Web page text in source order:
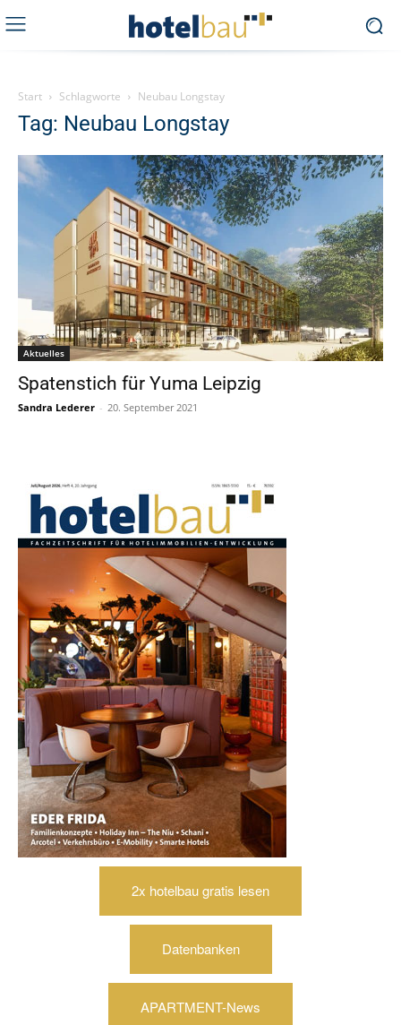
Start Schlagworte Neubau Longstay
Tag: Neubau Longstay
Aktuelles
Spatenstich für Yuma Leipzig
Sandra Lederer - 20. September 2021
2x hotelbau gratis lesen
Datenbanken
APARTMENT-News